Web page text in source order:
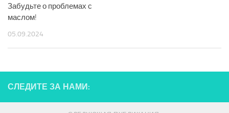
Забудьте о проблемах с
маслом!
05.09.2024
СЛЕДИТЕ ЗА НАМИ: